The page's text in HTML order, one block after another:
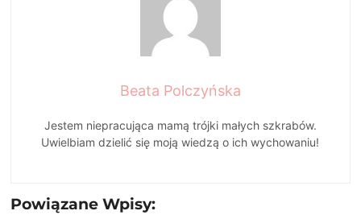
Beata Polczyńska
Jestem niepracująca mamą trójki małych szkrabów.
Uwielbiam dzielić się moją wiedzą o ich wychowaniu!
Powiązane Wpisy: